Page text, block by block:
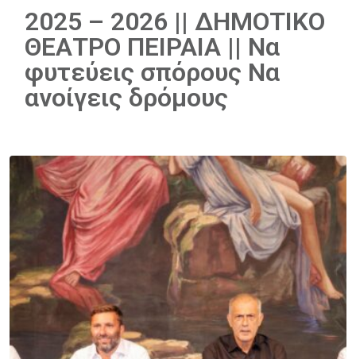
2025 – 2026 || ΔΗΜΟΤΙΚΟ
ΘΕΑΤΡΟ ΠΕΙΡΑΙΑ || Να
φυτεύεις σπόρους Να
ανοίγεις δρόμους